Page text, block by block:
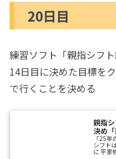
20日目
練習ソフト「親指シフト
14日目に決めた目標を
で行くことを決める
親指
決め
「25
シフト
に 平家